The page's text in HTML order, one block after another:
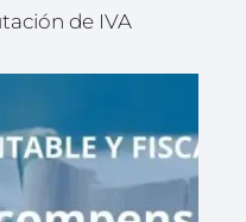
de IVA